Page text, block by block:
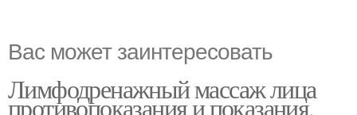
Вас может заинтересовать
Лимфодренажный массаж лица
противопоказания и показания.